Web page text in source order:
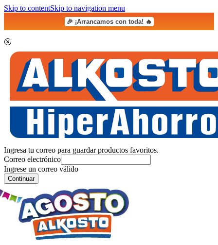
Skip to contentSkip to navigation menu
🎉 ¡Arrancamos con toda! 🔥
Ingresa tu correo para guardar productos favoritos.
Correo electrónico
Ingrese un correo válido
Continuar